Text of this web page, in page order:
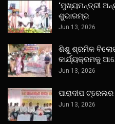
‘ମୁଖ୍ୟମନ୍ତ୍ରୀ
ଶୁଭାରମ୍ଭ
Jun 13, 2026
ଶିଶୁ ଶ୍ରମିକ
କାର୍ଯ୍ୟକ୍ରମକୁ
Jun 13, 2026
ପାରାଦୀପ
Jun 13, 2026